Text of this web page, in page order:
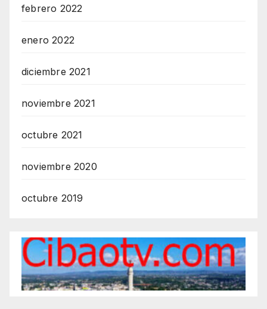
febrero 2022
enero 2022
diciembre 2021
noviembre 2021
octubre 2021
noviembre 2020
octubre 2019